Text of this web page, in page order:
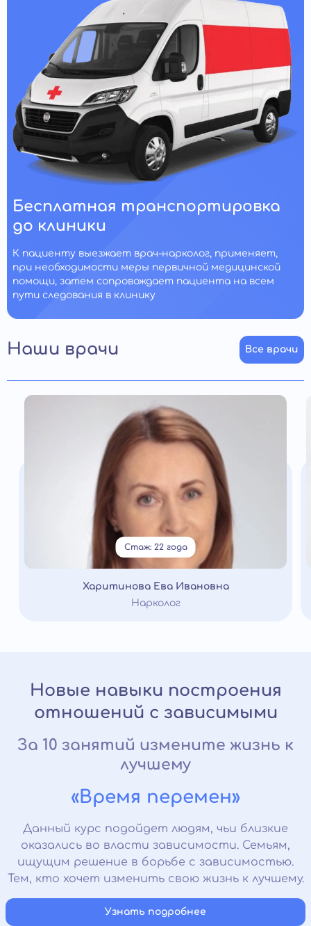
Бесплатная транспортировка
до клиники
К пациенту выезжает врач-нарколог, применяет,
при необходимости меры первичной медицинской
помощи, затем сопровождает пациента на всем
пути следования в клинику
Наши врачи Все врачи
Стаж: 22 года
Харитинова Ева Ивановна
Нарколог
Новые навыки построения
отношений с зависимыми
За 10 занятий измените жизнь к
лучшему
«Время перемен»
Данный курс подойдет людям, чьи близкие
оказались во власти зависимости. Семьям,
ищущим решение в борьбе с зависимостью.
Тем, кто хочет изменить свою жизнь к лучшему.
Узнать подробнее